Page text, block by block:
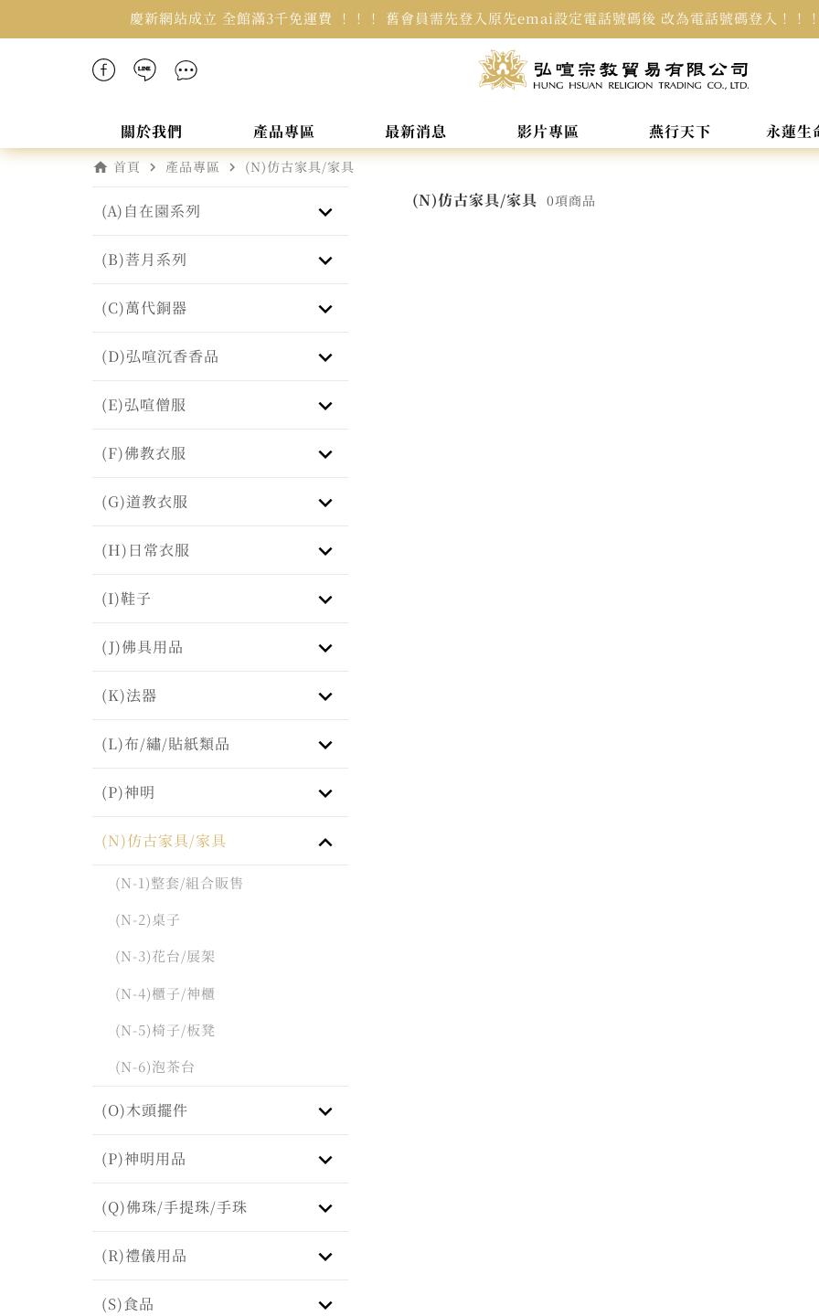
慶新網站成立 全館滿3千免運費 ！！！ 舊會員需先登入原先emai設定電話號碼後 改為電話號碼登入！！
關於我們 產品專區 最新消息 影片專區 燕行天下 永蓮生
home 首頁 navigate_next 產品專區 navigate_next (N)仿古家具/家具
(A)自在園系列 keyboard_arrow_down
(B)菩月系列 keyboard_arrow_down
(C)萬代銅器 keyboard_arrow_down
(D)弘喧沉香香品 keyboard_arrow_down
(E)弘喧僧服 keyboard_arrow_down
(F)佛教衣服 keyboard_arrow_down
(G)道教衣服 keyboard_arrow_down
(H)日常衣服 keyboard_arrow_down
(I)鞋子 keyboard_arrow_down
(J)佛具用品 keyboard_arrow_down
(K)法器 keyboard_arrow_down
(L)布/繡/貼紙類品 keyboard_arrow_down
(P)神明 keyboard_arrow_down
(N)仿古家具/家具 keyboard_arrow_up
(N-1)整套/組合販售
(N-2)桌子
(N-3)花台/展架
(N-4)櫃子/神櫃
(N-5)椅子/板凳
(N-6)泡茶台
(O)木頭擺件 keyboard_arrow_down
(P)神明用品 keyboard_arrow_down
(Q)佛珠/手提珠/手珠 keyboard_arrow_down
(R)禮儀用品 keyboard_arrow_down
(S)食品 keyboard_arrow_down
(N)仿古家具/家具 0項商品